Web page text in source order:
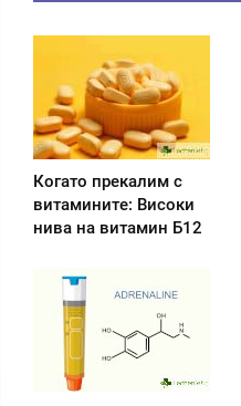
Когато прекалим с
витамините: Високи
нива на витамин Б12